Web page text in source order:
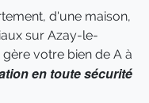
d'une maison,
sur Azay-le-
votre bien de A à
en toute sécurité